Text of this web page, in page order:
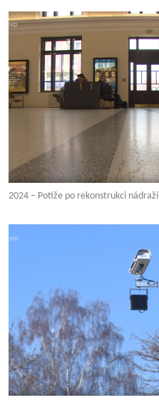
2024 – Potíže po rekonstrukci nádraží